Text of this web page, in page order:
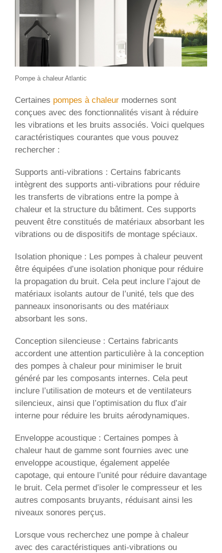
Pompe à chaleur Atlantic
Certaines pompes à chaleur modernes sont
conçues avec des fonctionnalités visant à réduire
les vibrations et les bruits associés. Voici quelques
caractéristiques courantes que vous pouvez
rechercher :
Supports anti-vibrations : Certains fabricants
intègrent des supports anti-vibrations pour réduire
les transferts de vibrations entre la pompe à
chaleur et la structure du bâtiment. Ces supports
peuvent être constitués de matériaux absorbant les
vibrations ou de dispositifs de montage spéciaux.
Isolation phonique : Les pompes à chaleur peuvent
être équipées d’une isolation phonique pour réduire
la propagation du bruit. Cela peut inclure l’ajout de
matériaux isolants autour de l’unité, tels que des
panneaux insonorisants ou des matériaux
absorbant les sons.
Conception silencieuse : Certains fabricants
accordent une attention particulière à la conception
des pompes à chaleur pour minimiser le bruit
généré par les composants internes. Cela peut
inclure l’utilisation de moteurs et de ventilateurs
silencieux, ainsi que l’optimisation du flux d’air
interne pour réduire les bruits aérodynamiques.
Enveloppe acoustique : Certaines pompes à
chaleur haut de gamme sont fournies avec une
enveloppe acoustique, également appelée
capotage, qui entoure l’unité pour réduire davantage
le bruit. Cela permet d’isoler le compresseur et les
autres composants bruyants, réduisant ainsi les
niveaux sonores perçus.
Lorsque vous recherchez une pompe à chaleur
avec des caractéristiques anti-vibrations ou